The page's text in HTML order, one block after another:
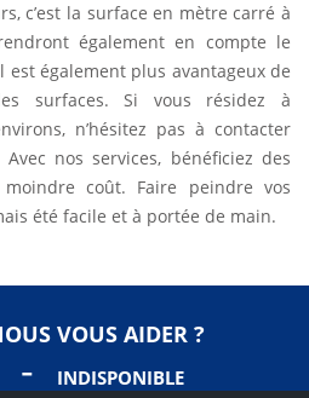
c’est la surface en mètre carré à
également en compte le
également plus avantageux de
surfaces. Si vous résidez à
n’hésitez pas à contacter
nos services, bénéficiez des
coût. Faire peindre vos
été facile et à portée de main.
VOUS AIDER ?
- INDISPONIBLE